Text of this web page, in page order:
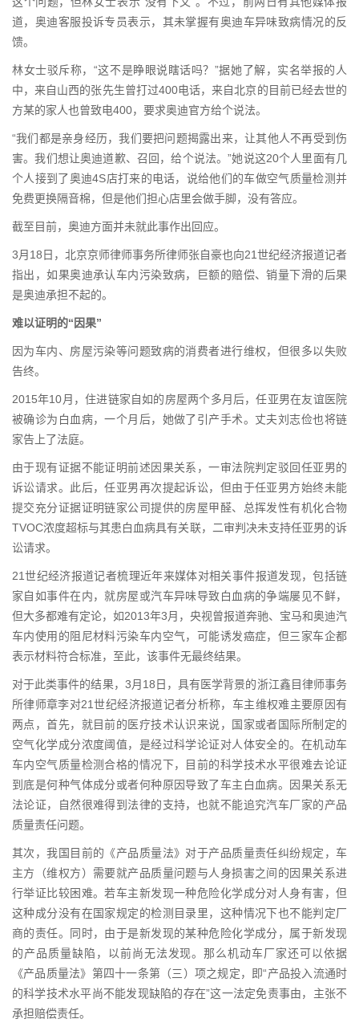
道，奥迪客服投诉专员表示，其未掌握有奥迪车异味致病情况的反
馈。
林女士驳斥称，“这不是睁眼说瞎话吗？”据她了解，实名举报的人
中，来自山西的张先生曾打过400电话，来自北京的目前已经去世的
方某的家人也曾致电400，要求奥迪官方给个说法。
“我们都是亲身经历，我们要把问题揭露出来，让其他人不再受到伤
害。我们想让奥迪道歉、召回，给个说法。”她说这20个人里面有几
个人接到了奥迪4S店打来的电话，说给他们的车做空气质量检测并
免费更换隔音棉，但是他们担心店里会做手脚，没有答应。
截至目前，奥迪方面并未就此事作出回应。
3月18日，北京京师律师事务所律师张自豪也向21世纪经济报道记者
指出，如果奥迪承认车内污染致病，巨额的赔偿、销量下滑的后果
是奥迪承担不起的。
难以证明的“因果”
因为车内、房屋污染等问题致病的消费者进行维权，但很多以失败
告终。
2015年10月，住进链家自如的房屋两个多月后，任亚男在友谊医院
被确诊为白血病，一个月后，她做了引产手术。丈夫刘志俭也将链
家告上了法庭。
由于现有证据不能证明前述因果关系，一审法院判定驳回任亚男的
诉讼请求。此后，任亚男再次提起诉讼，但由于任亚男方始终未能
提交充分证据证明链家公司提供的房屋甲醛、总挥发性有机化合物
TVOC浓度超标与其患白血病具有关联，二审判决未支持任亚男的诉
讼请求。
21世纪经济报道记者梳理近年来媒体对相关事件报道发现，包括链
家自如事件在内，就房屋或汽车异味导致白血病的争端屡见不鲜，
但大多都难有定论，如2013年3月，央视曾报道奔驰、宝马和奥迪汽
车内使用的阻尼材料污染车内空气，可能诱发癌症，但三家车企都
表示材料符合标准，至此，该事件无最终结果。
对于此类事件的结果，3月18日，具有医学背景的浙江鑫目律师事务
所律师章李对21世纪经济报道记者分析称，车主维权难主要原因有
两点，首先，就目前的医疗技术认识来说，国家或者国际所制定的
空气化学成分浓度阈值，是经过科学论证对人体安全的。在机动车
车内空气质量检测合格的情况下，目前的科学技术水平很难去论证
到底是何种气体成分或者何种原因导致了车主白血病。因果关系无
法论证，自然很难得到法律的支持，也就不能追究汽车厂家的产品
质量责任问题。
其次，我国目前的《产品质量法》对于产品质量责任纠纷规定，车
主方（维权方）需要就产品质量问题与人身损害之间的因果关系进
行举证比较困难。若车主新发现一种危险化学成分对人身有害，但
这种成分没有在国家规定的检测目录里，这种情况下也不能判定厂
商的责任。同时，由于是新发现的某种危险化学成分，属于新发现
的产品质量缺陷，以前尚无法发现。那么机动车厂家还可以依据
《产品质量法》第四十一条第（三）项之规定，即“产品投入流通时
的科学技术水平尚不能发现缺陷的存在”这一法定免责事由，主张不
承担赔偿责任。